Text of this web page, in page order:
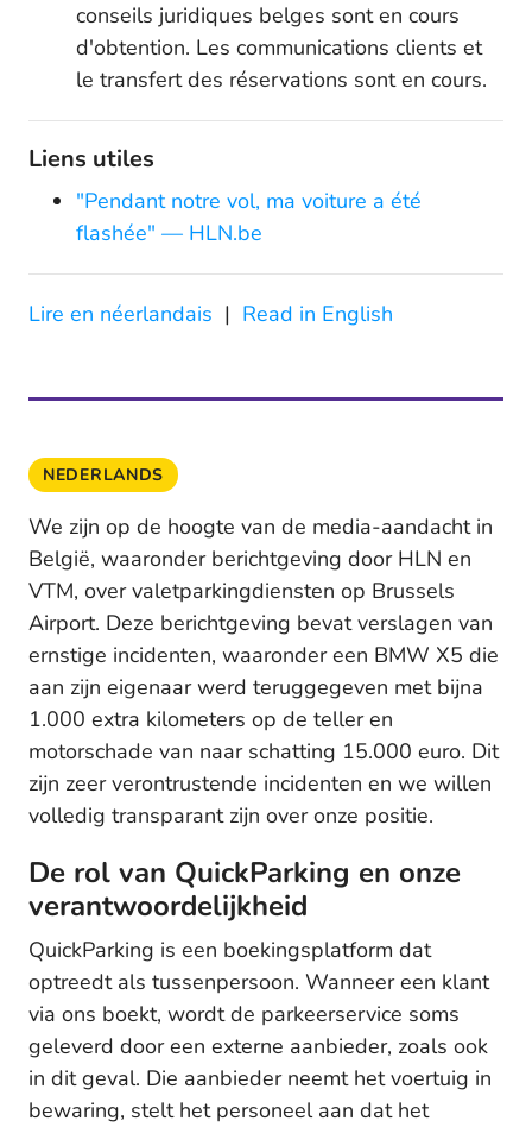
conseils juridiques belges sont en cours
d'obtention. Les communications clients et
le transfert des réservations sont en cours.
Liens utiles
"Pendant notre vol, ma voiture a été
flashée" — HLN.be
Lire en néerlandais | Read in English
NEDERLANDS
We zijn op de hoogte van de media-aandacht in
België, waaronder berichtgeving door HLN en
VTM, over valetparkingdiensten op Brussels
Airport. Deze berichtgeving bevat verslagen van
ernstige incidenten, waaronder een BMW X5 die
aan zijn eigenaar werd teruggegeven met bijna
1.000 extra kilometers op de teller en
motorschade van naar schatting 15.000 euro. Dit
zijn zeer verontrustende incidenten en we willen
volledig transparant zijn over onze positie.
De rol van QuickParking en onze
verantwoordelijkheid
QuickParking is een boekingsplatform dat
optreedt als tussenpersoon. Wanneer een klant
via ons boekt, wordt de parkeerservice soms
geleverd door een externe aanbieder, zoals ook
in dit geval. Die aanbieder neemt het voertuig in
bewaring, stelt het personeel aan dat het